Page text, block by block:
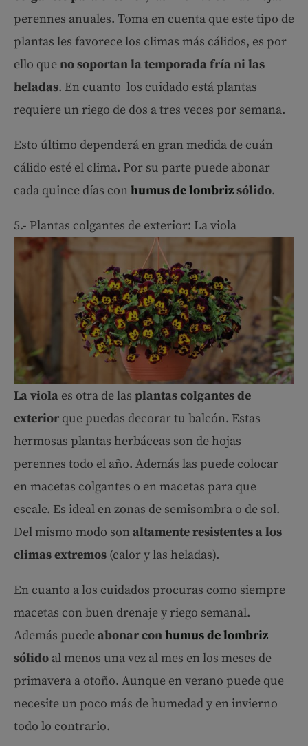
perennes anuales. Toma en cuenta que este tipo de
plantas les favorece los climas más cálidos, es por
ello queno soportan la temporada fría ni las
heladas. En cuanto los cuidado está plantas
requiere un riego de dos a tres veces por semana.
Esto último dependerá en gran medida de cuán
cálido esté el clima. Por su parte puede abonar
cada quince días conhumus de lombrizsólido.
5.- Plantas colgantes de exterior: La viola
La viola es otra de las plantas colgantes de
exteriorque puedas decorar tu balcón. Estas
hermosas plantas herbáceas son de hojas
perennes todo el año. Además las puede colocar
en macetas colgantes o en macetas para que
escale. Es ideal en zonas de semisombra o de sol.
Del mismo modo sonaltamente resistentes a los
climas extremos (calor y las heladas).
En cuanto a los cuidados procuras como siempre
macetas con buen drenaje y riego semanal.
Además puedeabonar conhumus de lombriz
sólido al menos una vez al mes en los meses de
primavera a otoño. Aunque en verano puede que
necesite un poco más de humedad y en invierno
todo lo contrario.